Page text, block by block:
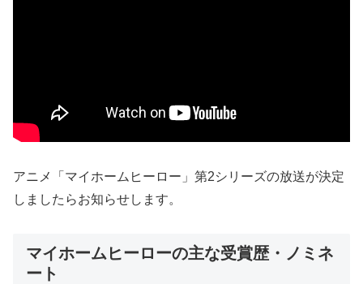
アニメ「マイホームヒーロー」第2シリーズの放送が決定
しましたらお知らせします。
マイホームヒーローの主な受賞歴・ノミネ
ート